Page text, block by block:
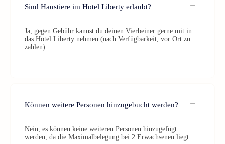
Sind Haustiere im Hotel Liberty erlaubt?
Ja, gegen Gebühr kannst du deinen Vierbeiner gerne mit in
das Hotel Liberty nehmen (nach Verfügbarkeit, vor Ort zu
zahlen).
Können weitere Personen hinzugebucht werden?
Nein, es können keine weiteren Personen hinzugefügt
werden, da die Maximalbelegung bei 2 Erwachsenen liegt.